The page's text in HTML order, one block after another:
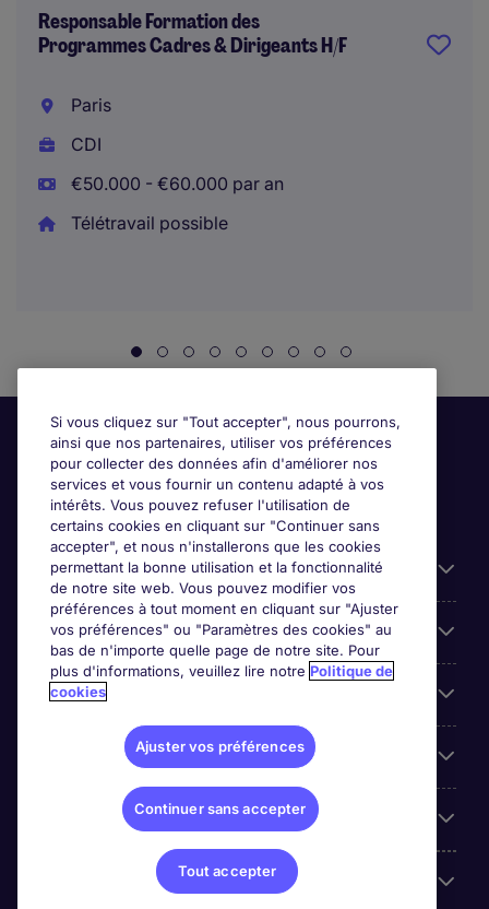
Responsable Formation des
Programmes Cadres & Dirigeants H/F
Paris
CDI
€50.000 - €60.000 par an
Télétravail possible
Candidats
Entreprises
Contact
Les avis Google
Nos offres d'emploi
Si vous cliquez sur "Tout accepter", nous pourrons,
ainsi que nos partenaires, utiliser vos préférences
pour collecter des données afin d'améliorer nos
services et vous fournir un contenu adapté à vos
intérêts. Vous pouvez refuser l'utilisation de
certains cookies en cliquant sur "Continuer sans
accepter", et nous n'installerons que les cookies
permettant la bonne utilisation et la fonctionnalité
de notre site web. Vous pouvez modifier vos
préférences à tout moment en cliquant sur "Ajuster
vos préférences" ou "Paramètres des cookies" au
bas de n'importe quelle page de notre site. Pour
plus d'informations, veuillez lire notre Politique de
cookies
Ajuster vos préférences
Continuer sans accepter
Tout accepter